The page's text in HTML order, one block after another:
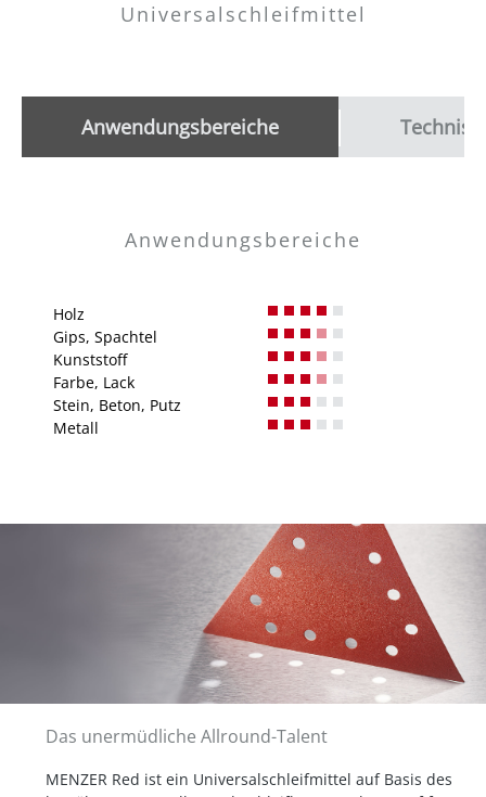
Universalschleifmittel
Anwendungsbereiche
Anwendungsbereiche
Holz
Gips, Spachtel
Kunststoff
Farbe, Lack
Stein, Beton, Putz
Metall
Das unermüdliche Allround-Talent
MENZER Red ist ein Universalschleifmittel auf Basis des